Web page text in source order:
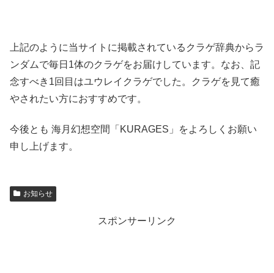
上記のように当サイトに掲載されているクラゲ辞典からラ
ンダムで毎日1体のクラゲをお届けしています。なお、記
念すべき1回目はユウレイクラゲでした。クラゲを見て癒
やされたい方におすすめです。
今後とも 海月幻想空間「KURAGES」をよろしくお願い
申し上げます。
お知らせ
スポンサーリンク